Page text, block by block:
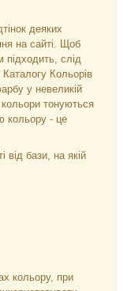
деяких
на сайті. Щоб
слід
Каталогу Кольорів
у невеликій
тонуються
кольору - це
від бази, на якій
кольору, при